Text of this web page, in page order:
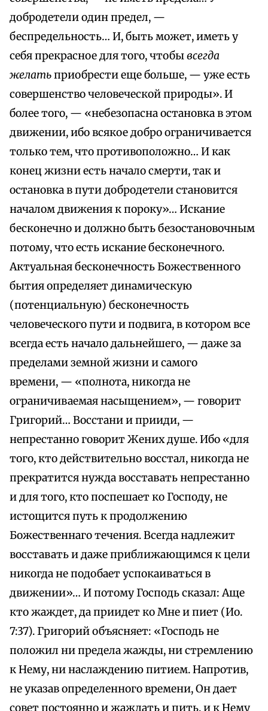
добродетели один предел, —
беспредельность… И, быть может, иметь у
себя прекрасное для того, чтобывсегда
желатьприобрести еще больше, — уже есть
совершенство человеческой природы». И
более того, — «небезопасна остановка в этом
движении, ибо всякое добро ограничивается
только тем, что противоположно… И как
конец жизни есть начало смерти, так и
остановка в пути добродетели становится
началом движения к пороку»… Искание
бесконечно и должно быть безостановочным
потому, что есть искание бесконечного.
Актуальная бесконечность Божественного
бытия определяет динамическую
(потенциальную) бесконечность
человеческого пути и подвига, в котором все
всегда есть начало дальнейшего, — даже за
пределами земной жизни и самого
времени, — «полнота, никогда не
ограничиваемая насыщением», — говорит
Григорий… Восстани и прииди, —
непрестанно говорит Жених душе. Ибо «для
того, кто действительно восстал, никогда не
прекратится нужда восставать непрестанно
и для того, кто поспешает ко Господу, не
истощится путь к продолжению
Божественнаго течения. Всегда надлежит
восставать и даже приближающимся к цели
никогда не подобает успокаиваться в
движении»… И потому Господь сказал: Аще
кто жаждет, да приидет ко Мне и пиет (Ио.
7:37). Григорий объясняет: «Господь не
положил ни предела жажды, ни стремлению
к Нему, ни наслаждению питием. Напротив,
не указав определенного времени, Он дает
совет постоянно и жаждать и пить, и к Нему